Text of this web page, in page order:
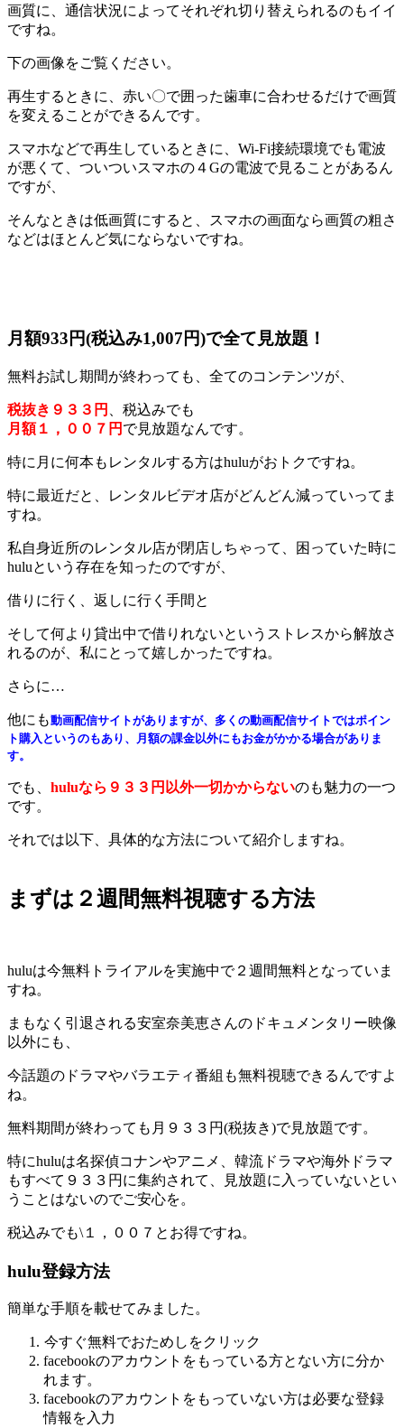
画質に、通信状況によってそれぞれ切り替えられるのもイイ
ですね。
下の画像をご覧ください。
再生するときに、赤い〇で囲った歯車に合わせるだけで画質
を変えることができるんです。
スマホなどで再生しているときに、Wi-Fi接続環境でも電波
が悪くて、ついついスマホの４Gの電波で見ることがあるん
ですが、
そんなときは低画質にすると、スマホの画面なら画質の粗さ
などはほとんど気にならないですね。
月額933円(税込み1,007円)で全て見放題！
無料お試し期間が終わっても、全てのコンテンツが、
税抜き９３３円
、税込みでも
月額１，００７円 で見放題なんです。
特に月に何本もレンタルする方はhuluがおトクですね。
特に最近だと、レンタルビデオ店がどんどん減っていってま
すね。
私自身近所のレンタル店が閉店しちゃって、困っていた時に
huluという存在を知ったのですが、
借りに行く、返しに行く手間と
そして何より貸出中で借りれないというストレスから解放さ
れるのが、私にとって嬉しかったですね。
さらに…
他にも動画配信サイトがありますが、多くの動画配信サイトではポイン
ト購入というのもあり、月額の課金以外にもお金がかかる場合がありま
す。
でも、 huluなら９３３円以外一切かからないのも魅力の一つ
です。
それでは以下、具体的な方法について紹介しますね。
まずは２週間無料視聴する方法
huluは今無料トライアルを実施中で２週間無料となっていま
すね。
まもなく引退される安室奈美恵さんのドキュメンタリー映像
以外にも、
今話題のドラマやバラエティ番組も無料視聴できるんですよ
ね。
無料期間が終わっても月９３３円(税抜き)で見放題です。
特にhuluは名探偵コナンやアニメ、韓流ドラマや海外ドラマ
もすべて９３３円に集約されて、見放題に入っていないとい
うことはないのでご安心を。
税込みでも\１，００７とお得ですね。
hulu登録方法
簡単な手順を載せてみました。
今すぐ無料でおためしをクリック
facebookのアカウントをもっている方とない方に分か
れます。
facebookのアカウントをもっていない方は必要な登録
情報を入力